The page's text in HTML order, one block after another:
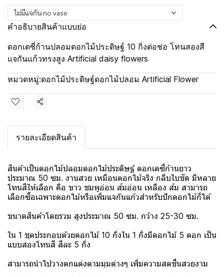
ไม่มีแจกัน no vase
คำอธิบายสินค้าแบบย่อ
ดอกเดซี่ก้านปลอมดอกไม้ประดิษฐ์ 10 กิ่งต่อช่อ โทนสองสี
แจกันแก้วทรงสูง Artificial daisy flowers
หมวดหมู่:ดอกไม้ประดิษฐ์ดอกไม้ปลอม Artificial Flower
แชร์
รายละเอียดสินค้า
สินค้าเป็นดอกไม้ปลอมดอกไม้ประดิษฐ์ ดอกเดซี่ก้านยาว
ประมาณ 50 ซม. งานสวย เหมือนดอกไม้จริง กลีบใบชัด มีหลาย
โทนสีให้เลือก คือ ขาว ชมพูอ่อน ส้มอ่อน เหลือง ส้ม สามารถ
เลือกซื้อเฉพาะดอกไม้หรือเพิ่มแจกันแก้วสำหรับปักดอกไม้ก็ได้
ขนาดสินค้าโดยรวม สูงประมาณ 50 ซม. กว้าง 25-30 ซม.
ใน 1 ชุดประกอบด้วยดอกไม้ 10 กิ่งใน 1 กิ่งมีดอกไม้ 5 ดอก เป็น
แบบสองโทนสี สีละ 5 กิ่ง
สามารถนำไปวางตกแต่งตามมุมต่างๆ เพิ่มความสดชื่นสวยงาม